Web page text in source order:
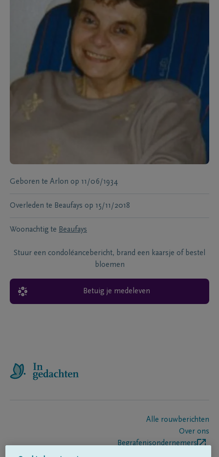
Geboren te Arlon op 11/06/1934
Overleden te Beaufays op 15/11/2018
Woonachtig te Beaufays
Stuur een condoléancebericht, brand een kaarsje of bestel
bloemen
Betuig je medeleven
Alle rouwberichten
Over ons
Begrafenisondernemers